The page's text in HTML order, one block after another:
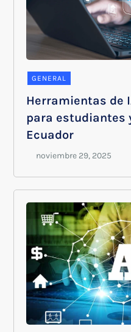
GENERAL
Herramientas de
para estudiantes
Ecuador